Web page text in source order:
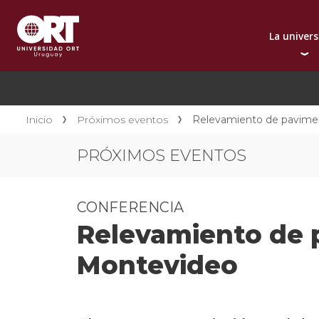
La
Presentación
Reconocimientos
Rectorado
Inicio Próximos eventos Relevamiento de
PRÓXIMOS EVENTOS
Relevamiento de
Montevideo
CONFERENCIA